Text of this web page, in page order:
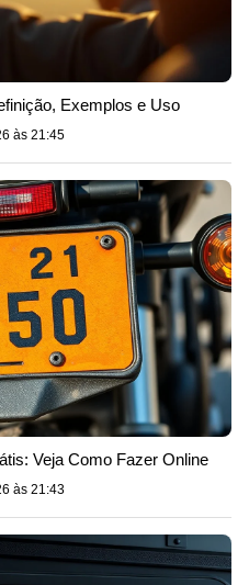
Exemplos e Uso
às 21:45
Veja Como Fazer Online
às 21:43